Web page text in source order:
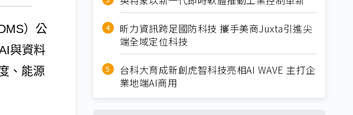
）公
與資料
、能源
昕力資訊跨足國防科技 攜手美商Juxta引進尖
端全域定位科技
台科大育成新創虎智科技亮相AI WAVE 主打企
業地端AI商用